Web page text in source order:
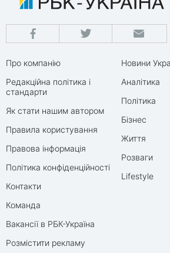
Про компанію
Редакційна політика і
стандарти
Як стати нашим автором
Правила користування
Правова інформація
Політика конфіденційності
Контакти
Команда
Вакансії в РБК-Україна
Розмістити рекламу
Новини
Аналітика
Політика
Бізнес
Життя
Розваги
Lifestyle